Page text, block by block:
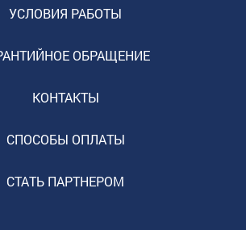
УСЛОВИЯ РАБОТЫ
ОБРАЩЕНИЕ
КОНТАКТЫ
СПОСОБЫ ОПЛАТЫ
СТАТЬ ПАРТНЕРОМ